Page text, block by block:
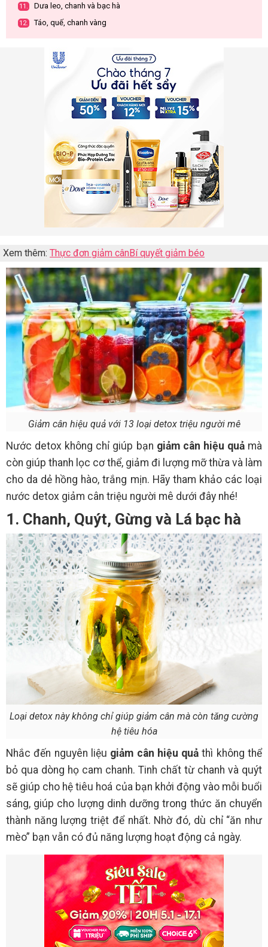
11. Dưa leo, chanh và bạc hà
12. Táo, quế, chanh vàng
Xem thêm: Thực đơn giảm cânBí quyết giảm béo
Giảm cân hiệu quả với 13 loại detox triệu người mê
Nước detox không chỉ giúp bạn giảm cân hiệu quảmà
còn giúp thanh lọc cơ thể, giảm đi lượng mỡ thừa và làm
cho da dẻ hồng hào, trắng mịn. Hãy tham khảo các loại
nước detox giảm cân triệu người mê dưới đây nhé!
1. Chanh, Quýt, Gừng và Lá bạc hà
Loại detox này không chỉ giúp giảm cân mà còn tăng cường
hệ tiêu hóa
Nhắc đến nguyên liệu giảm cân hiệu quả thì không thể
bỏ qua dòng họ cam chanh. Tinh chất từ chanh và quýt
sẽ giúp cho hệ tiêu hoá của bạn khởi động vào mỗi buổi
sáng, giúp cho lượng dinh dưỡng trong thức ăn chuyển
thành năng lượng triệt để nhất. Nhờ đó, dù chỉ “ăn như
mèo” bạn vẫn có đủ năng lượng hoạt động cả ngày.